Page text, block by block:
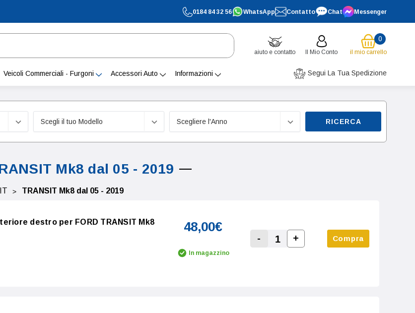
0184 84 32 56 WhatsApp Contatto Chat Messenger
aiuto e contatto Il Mio Conto
0
il mio carrello
Veicoli Commerciali - Furgoni Accessori Auto Informazioni Segui La Tua Spedizione
RICERCA
Mk8 dal 05 - 2019
TRANSIT Mk8 dal 05 - 2019
destro per FORD TRANSIT Mk8
48,00€
In magazzino Decrease Quantity:
-
Increase Quantity:
+ Compra